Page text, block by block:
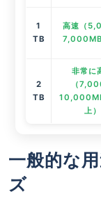
1
TB
高速（
2
TB
非常に
（
上）
一般的な
ズ